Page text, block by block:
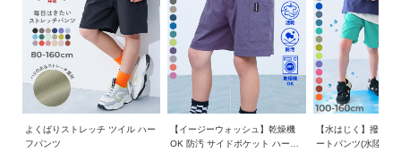
よくばりストレッチ ツイル ハー
フパンツ
【イージーウォッシュ】乾燥機
OK 防汚 サイドポケット ハーフ
【水はじく】撥水ナ
ートパンツ(水陸両用